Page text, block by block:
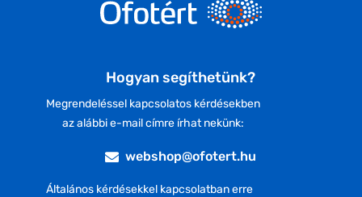
Hogyan segíthetünk?
Megrendeléssel kapcsolatos kérdésekben
az alábbi e-mail címre írhat nekünk:
webshop@ofotert.hu
Általános kérdésekkel kapcsolatban erre